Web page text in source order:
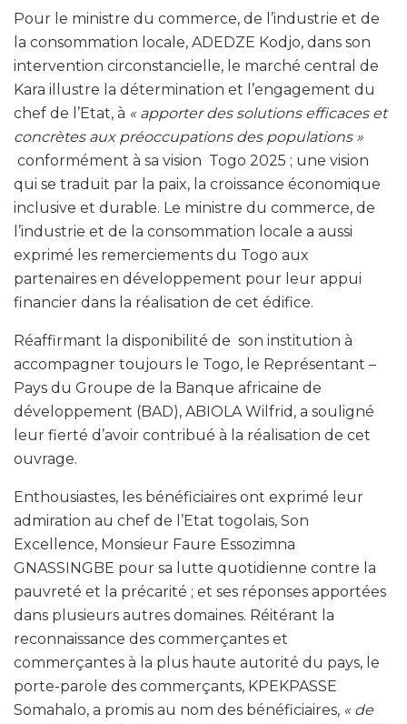
Pour le ministre du commerce, de l’industrie et de
la consommation locale, ADEDZE Kodjo, dans son
intervention circonstancielle, le marché central de
Kara illustre la détermination et l’engagement du
chef de l’Etat, à « apporter des solutions efficaces et
concrètes aux préoccupations des populations »
conformément à sa vision Togo 2025 ; une vision
qui se traduit par la paix, la croissance économique
inclusive et durable. Le ministre du commerce, de
l’industrie et de la consommation locale a aussi
exprimé les remerciements du Togo aux
partenaires en développement pour leur appui
financier dans la réalisation de cet édifice.
Réaffirmant la disponibilité de son institution à
accompagner toujours le Togo, le Représentant –
Pays du Groupe de la Banque africaine de
développement (BAD), ABIOLA Wilfrid, a souligné
leur fierté d’avoir contribué à la réalisation de cet
ouvrage.
Enthousiastes, les bénéficiaires ont exprimé leur
admiration au chef de l’Etat togolais, Son
Excellence, Monsieur Faure Essozimna
GNASSINGBE pour sa lutte quotidienne contre la
pauvreté et la précarité ; et ses réponses apportées
dans plusieurs autres domaines. Réitérant la
reconnaissance des commerçantes et
commerçantes à la plus haute autorité du pays, le
porte-parole des commerçants, KPEKPASSE
Somahalo, a promis au nom des bénéficiaires, « de